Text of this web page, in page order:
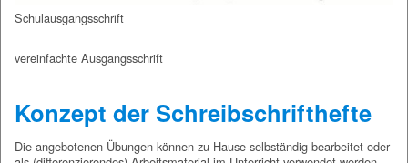
Schulausgangsschrift
vereinfachte Ausgangsschrift
Konzept der Schreibschrifthefte
Die angebotenen Übungen können zu Hause selbständig bearbeitet oder